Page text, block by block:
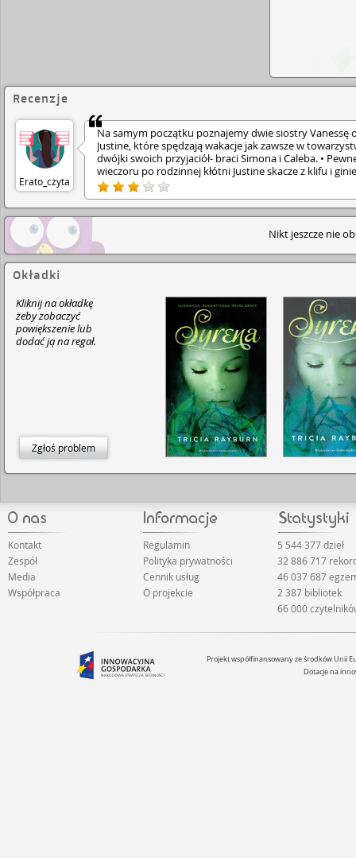
Recenzje
Erato_czyta
Na samym początku poznajemy dwie siostry Vanessę
Justine, które spędzają wakacje jak zawsze w
dwójki swoich przyjaciół- braci Simona i Caleba. •
wieczoru po rodzinnej kłótni Justine skacze z klifu i
Vanessa jednak po informacji, że w tym samym miejscu
znaleziono również inne ciała należące do mężczyzn
zaczyna podejrzewać, że jej siostra nie popełniła
samobójstwa ani nie był to nieszczęśliwy wypadek. •
Simonem próbują rozwikłać całą zagadkę i dojść do
a także rozszyfrować jaką tajemnicę kryje rodzina
która prowadzi restaurację w miasteczku. • Tak właśnie
nietypowo zachowujące się kobiety, dziwne głosy,
pogodowe ale i także poznajemy prawdę o niej samej i
uczuciu, które się rodzi między nią a Simonem. • Muszę
przyznać, że cała historia w książce bardzo mnie
zainteresowała i byłam ciekawa co wydarzy się na
stronie. • W "Syrenie" znajdziemy bardzo dużo
które odkrywane są stopniowo by na samym końcu
zaskoczyć. • Bardzo podobało mi się to w jaki sposób
autorka przedstawiła syreny, całkiem inaczej niż
było się spodziewać, nie znajdziemy tu półkobiety-
Muszę też wspomnieć, że główna bohaterka jest
nieporadną i bojącą się dosłownie wszystkiego
ale została wykreowana w taki sposób, że nie irytuje
czytelnika co się bardzo chwali.
Nikt jeszcze nie
Okładki
Kliknij na okładkę
żeby zobaczyć
powiększenie lub
dodać ją na regał.
Zgłoś problem
Kontakt
Zespół
Media
Współpraca
Regulamin
Polityka prywatności
Cennik usług
O projekcie
5 544 377 dzieł
32 886 717
46 037 687
2 387 bibliotek
66 000
Projekt współfinansowany ze środków Unii
Dotacje na